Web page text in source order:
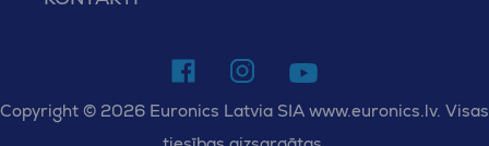
Copyright © 2026 Euronics Latvia SIA www.euronics.lv. Visas